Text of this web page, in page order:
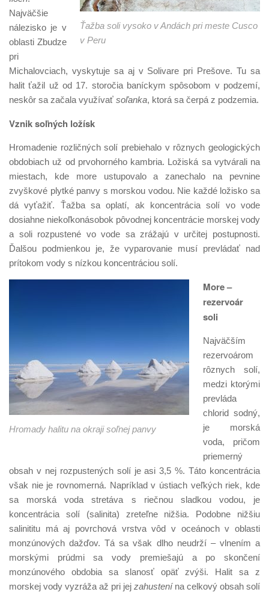
Ťažba soli vysoko v Andách pri meste Cusco
v Peru
Najväčšie
nálezisko je v
oblasti Zbudze
pri
Michalovciach, vyskytuje sa aj v Solivare pri Prešove. Tu sa
halit ťažil už od 17. storočia baníckym spôsobom v podzemí,
neskôr sa začala využívať soľanka, ktorá sa čerpá z podzemia.
Vznik soľných ložísk
Hromadenie rozličných solí prebiehalo v rôznych geologických
obdobiach už od prvohorného kambria. Ložiská sa vytvárali na
miestach, kde more ustupovalo a zanechalo na pevnine
zvyškové plytké panvy s morskou vodou. Nie každé ložisko sa
dá vyťažiť. Ťažba sa oplatí, ak koncentrácia solí vo vode
dosiahne niekoľkonásobok pôvodnej koncentrácie morskej vody
a soli rozpustené vo vode sa zrážajú v určitej postupnosti.
Ďalšou podmienkou je, že vyparovanie musí prevládať nad
prítokom vody s nízkou koncentráciou solí.
Hromady halitu na okraji soľnej panvy
More –
rezervoár
soli
Najväčším
rezervoárom
rôznych solí,
medzi ktorými
prevláda
chlorid sodný,
je morská
voda, pričom
priemerný
obsah v nej rozpustených solí je asi 3,5 %. Táto koncentrácia
však nie je rovnomerná. Napríklad v ústiach veľkých riek, kde
sa morská voda stretáva s riečnou sladkou vodou, je
koncentrácia solí (salinita) zreteľne nižšia. Podobne nižšiu
salinititu má aj povrchová vrstva vôd v oceánoch v oblasti
monzúnových dažďov. Tá sa však dlho neudrží – vlnením a
morskými prúdmi sa vody premiešajú a po skončení
monzúnového obdobia sa slanosť opäť zvýši. Halit sa z
morskej vody vyzráža až pri jej zahustenína celkový obsah solí